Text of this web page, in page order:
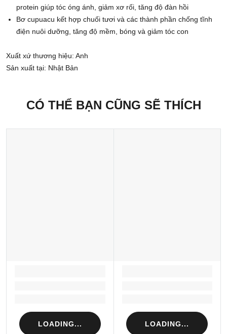
protein giúp tóc óng ánh, giảm xơ rối, tăng độ đàn hồi
Bơ cupuacu kết hợp chuối tươi và các thành phần chống tĩnh
điện nuôi dưỡng, tăng độ mềm, bóng và giảm tóc con
Xuất xứ thương hiệu: Anh
Sản xuất tại: Nhật Bản
CÓ THỂ BẠN CŨNG SẼ THÍCH
LOADING... LOADING...